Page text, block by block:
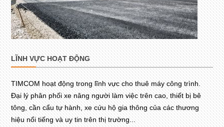
LĨNH VỰC HOẠT ĐỘNG
TIMCOM hoạt động trong lĩnh vực cho thuê máy công trình.
Đại lý phân phối xe nâng người làm việc trên cao, thiết bị bê
tông, cần cẩu tự hành, xe cứu hộ gia thông của các thương
hiệu nổi tiếng và uy tin trên thị trường...